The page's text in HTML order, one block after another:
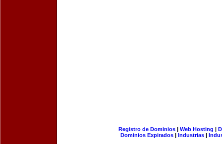
Registro de Dominios| Web Hosting |
Dominios Expirados | Industrias |